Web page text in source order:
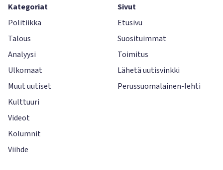
Kategoriat
Politiikka
Talous
Analyysi
Ulkomaat
Muut uutiset
Kulttuuri
Videot
Kolumnit
Viihde
Sivut
Etusivu
Suosituimmat
Toimitus
Lähetä uutisvinkki
Perussuomalainen-lehti